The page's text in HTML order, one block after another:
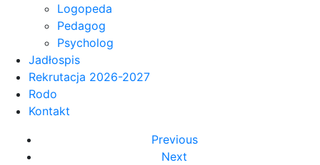
Logopeda
Pedagog
Psycholog
Jadłospis
Rekrutacja 2026-2027
Rodo
Kontakt
Previous
Next